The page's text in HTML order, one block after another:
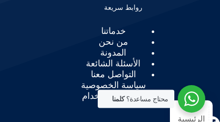
روابط سريعة
خدماتنا
من نحن
المدونة
الأسئلة الشائعة
التواصل معنا
سياسة الخصوصية
شروط الإستخداممحتاج مساعدة؟كلمنا
الرئيسية